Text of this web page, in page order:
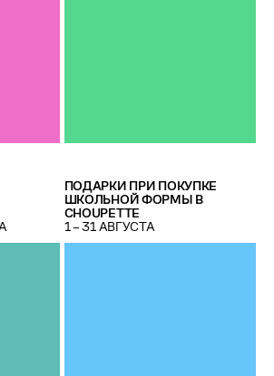
ПОДАРКИ ПРИ ПОКУПКЕ
ШКОЛЬНОЙ ФОРМЫ В
CHOUPETTE
1 – 31 АВГУСТА